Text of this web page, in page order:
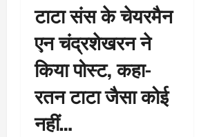
टाटा संस के चेयरमैन
एन चंद्रशेखरन ने
किया पोस्ट, कहा-
रतन टाटा जैसा कोई
नहीं…